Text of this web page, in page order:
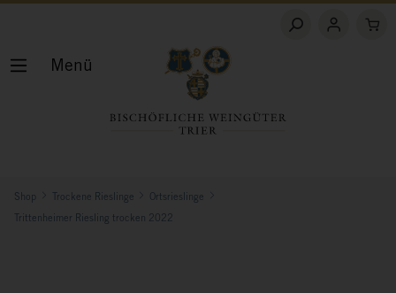
Shop Trockene Rieslinge Ortsrieslinge
Trittenheimer Riesling trocken 2022
Menü